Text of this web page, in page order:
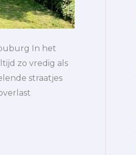
In het
zo vredig als
straatjes